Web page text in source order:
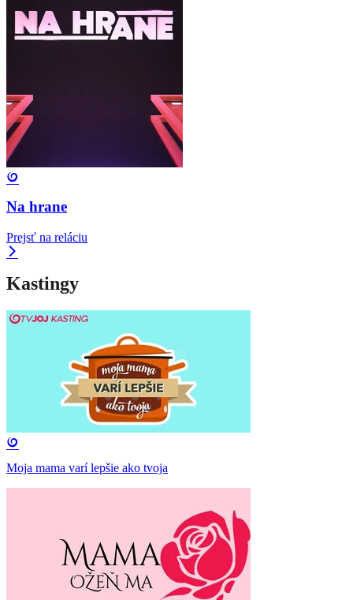
Na hrane
Prejsť na reláciu
Kastingy
Moja mama varí lepšie ako tvoja